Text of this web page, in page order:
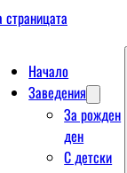
Начало
Заведения
За рожден
ден
С детски